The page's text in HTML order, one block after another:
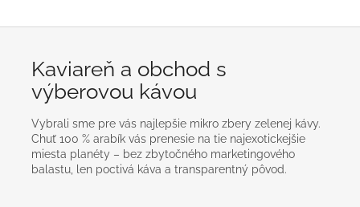
Kaviareň a obchod s
výberovou kávou
Vybrali sme pre vás najlepšie mikro zbery zelenej kávy.
Chuť 100 % arabík vás prenesie na tie najexotickejšie
miesta planéty – bez zbytočného marketingového
balastu, len poctivá káva a transparentný pôvod.